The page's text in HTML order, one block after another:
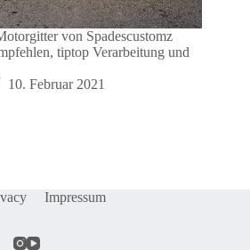
von Spadescustomz
tiptop Verarbeitung und
10. Februar 2021
Impressum